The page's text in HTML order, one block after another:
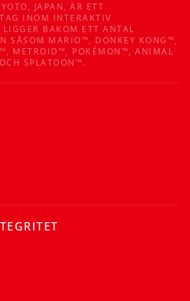
JAPAN, ÄR ETT
INOM INTERAKTIV
BAKOM ETT ANTAL
SÅSOM MARIO™, DONKEY KONG™,
METROID™, POKÉMON™, ANIMAL
SPLATOON™.